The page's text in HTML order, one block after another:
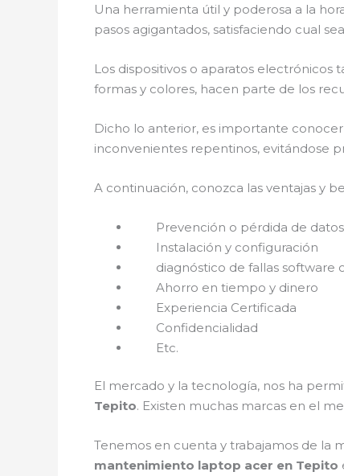
Una herramienta útil y poderosa a la
pasos agigantados, satisfaciendo cual
Los dispositivos o aparatos
formas y colores, hacen parte de los
Dicho lo anterior, es importante
inconvenientes repentinos, evitándose
A continuación, conozca las ventajas y
Prevención o pérdida de datos
Instalación y configuración
diagnóstico de fallas software
Ahorro en tiempo y dinero
Experiencia Certificada
Confidencialidad
Etc.
El mercado y la tecnología, nos ha
Tepito. Existen muchas marcas en el
Tenemos en cuenta y trabajamos de la
mantenimiento laptop acer en Tepito